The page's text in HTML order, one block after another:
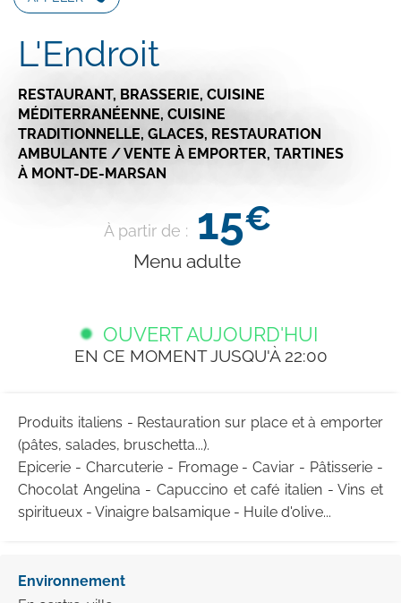
L'Endroit
RESTAURANT, BRASSERIE, CUISINE
MÉDITERRANÉENNE, CUISINE
TRADITIONNELLE, GLACES, RESTAURATION
AMBULANTE / VENTE À EMPORTER, TARTINES
À MONT-DE-MARSAN
À partir de : 15€
Menu adulte
OUVERT AUJOURD'HUI
EN CE MOMENT JUSQU'À 22:00
Produits italiens - Restauration sur place et à emporter
(pâtes, salades, bruschetta...).
Epicerie - Charcuterie - Fromage - Caviar - Pâtisserie -
Chocolat Angelina - Capuccino et café italien - Vins et
spiritueux - Vinaigre balsamique - Huile d'olive...
Environnement